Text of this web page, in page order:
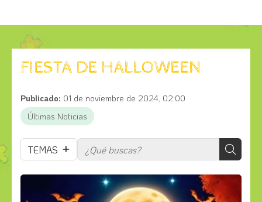
FIESTA DE HALLOWEEN
Publicado: 01 de noviembre de 2024, 02:00
Últimas Noticias
TEMAS